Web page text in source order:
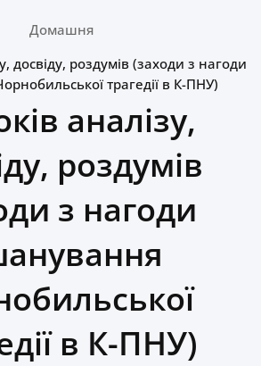
Домашня
досвіду, роздумів (заходи з нагоди
трагедії в К-ПНУ)
аналізу,
роздумів
з нагоди
в К-ПНУ)